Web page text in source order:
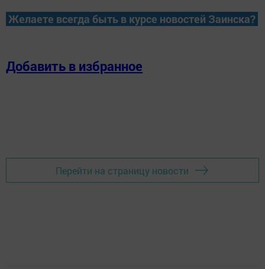
Желаете всегда быть в курсе новостей Заинска?
Добавить в избранное
Перейти на страницу новости